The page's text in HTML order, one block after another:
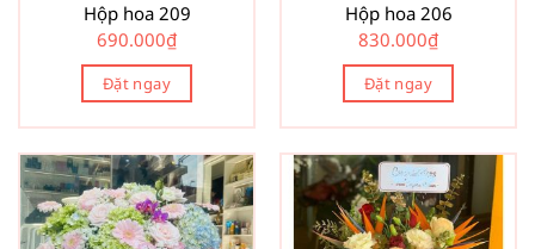
Hộp hoa 209
690.000₫
Đặt ngay
Hộp hoa 206
830.000₫
Đặt ngay